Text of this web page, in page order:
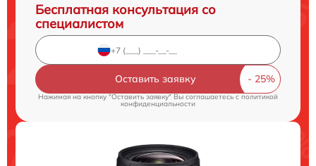
Бесплатная консультация со
специалистом
Оставить заявку
Нажимая на кнопку "Оставить заявку" Вы соглашаетесь c политикой
конфиденциальности